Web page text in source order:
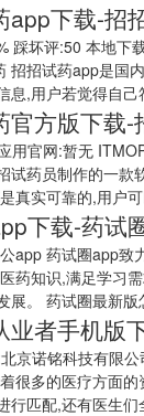
app下载-招
踩坏评:50 本地下
招招试药app是国
息,用户若觉得自
官方版下载
用官网:暂无
试药员制作的一款
真实可靠的,用户
下载-药试
app 药试圈app致
药知识,满足学习
展。 药试圈最新
业者手机版
京诺铭科技有限
很多的医疗方面
行匹配,还有医生